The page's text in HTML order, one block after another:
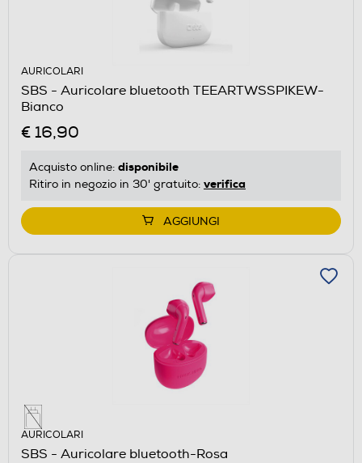
AURICOLARI
SBS - Auricolare bluetooth TEEARTWSSPIKEW-
Bianco
€ 16,90
Acquisto online: disponibile
Ritiro in negozio in 30' gratuito: verifica
AGGIUNGI
AURICOLARI
SBS - Auricolare bluetooth-Rosa